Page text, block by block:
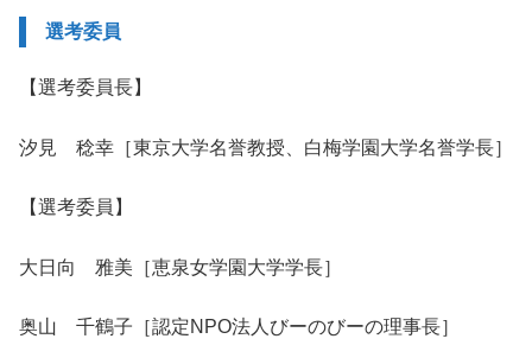
選考委員
【選考委員長】
汐見 稔幸［東京大学名誉教授、白梅学園大学名誉学長］
【選考委員】
大日向 雅美［恵泉女学園大学学長］
奥山 千鶴子［認定NPO法人びーのびーの理事長］